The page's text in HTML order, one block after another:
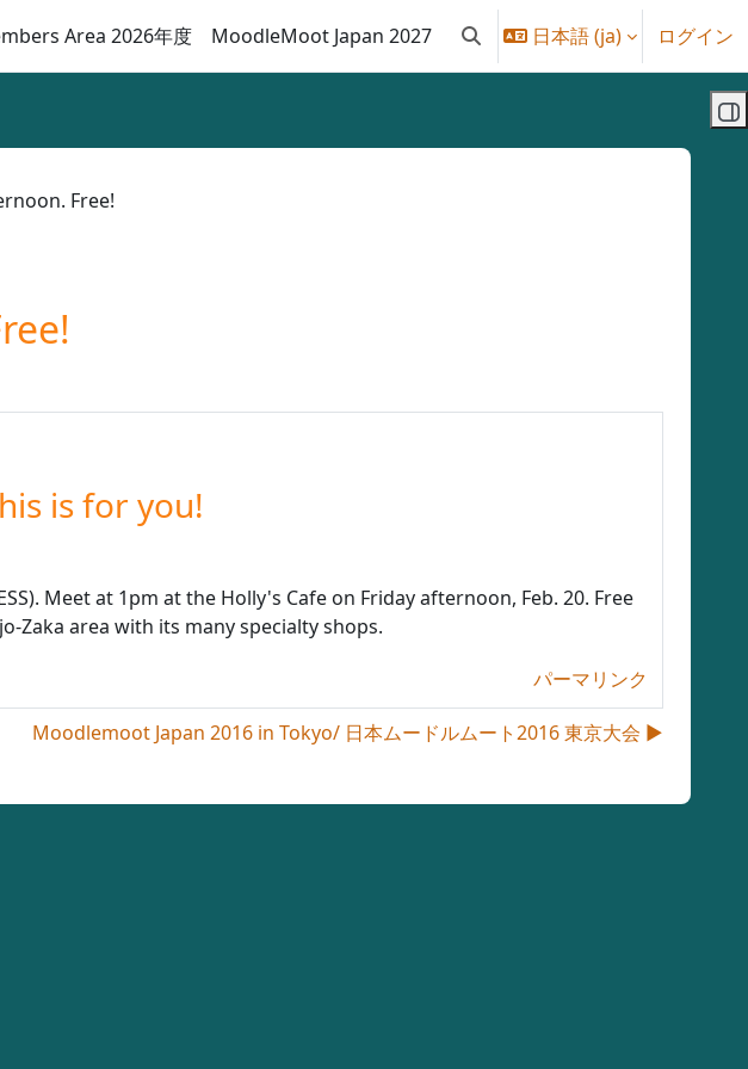
Area 2026年度 MoodleMoot Japan 2027 検索入力に切り替える
日本語 ‎(ja)‎ ログイン
Free!
is for you!
Meet at 1pm at the Holly's Cafe on Friday afternoon, Feb. 20. Free
Zaka area with its many specialty shops.
パーマリンク
Moodlemoot Japan 2016 in Tokyo/ 日本ムードルムート2016 東京大会 ▶︎